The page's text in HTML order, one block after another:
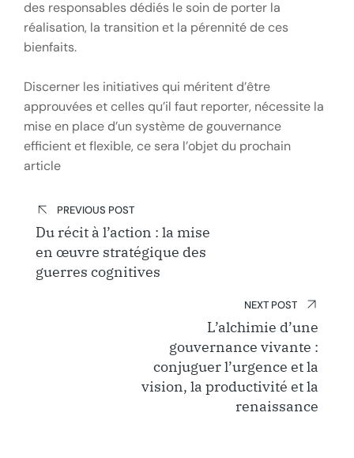
des responsables dédiés le soin de porter la
réalisation, la transition et la pérennité de ces
bienfaits.
Discerner les initiatives qui méritent d’être
approuvées et celles qu’il faut reporter, nécessite la
mise en place d’un système de gouvernance
efficient et flexible, ce sera l’objet du prochain
article
Post
navigation
PREVIOUS POST
Du récit à l’action : la mise
en œuvre stratégique des
guerres cognitives
NEXT POST
L’alchimie d’une
gouvernance vivante :
conjuguer l’urgence et la
vision, la productivité et la
renaissance